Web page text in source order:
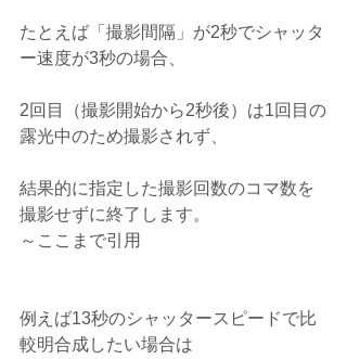
たとえば「撮影間隔」が2秒でシャッタ
ー速度が3秒の場合、
2回目（撮影開始から2秒後）は1回目の
露光中のため撮影されず、
結果的に指定した撮影回数のコマ数を
撮影せずに終了します。
～ここまで引用
例えば13秒のシャッタースピードで比
較明合成したい場合は